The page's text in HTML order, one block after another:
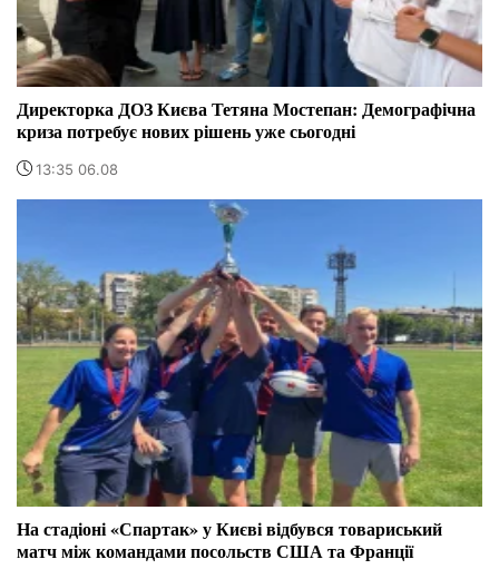
Директорка ДОЗ Києва Тетяна Мостепан: Демографічна
криза потребує нових рішень уже сьогодні
13:35 06.08
На стадіоні «Спартак» у Києві відбувся товариський
матч між командами посольств США та Франції